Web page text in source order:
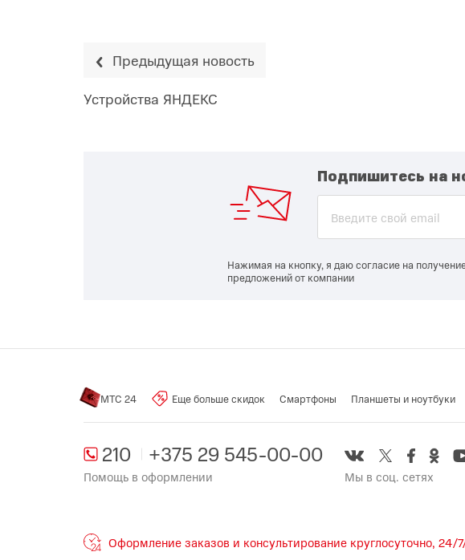
Предыдущая новость
Устройства ЯНДЕКС
Подпишитесь на
Нажимая на кнопку, я даю согласие на
предложений от компании
МТС 24 Еще больше скидок Смартфоны Планшеты и ноутбуки
210 +375 29 545-00-00
Помощь в оформлении Мы в соц. сетях
Оформление заказов и консультирование круглосуточно, 24/